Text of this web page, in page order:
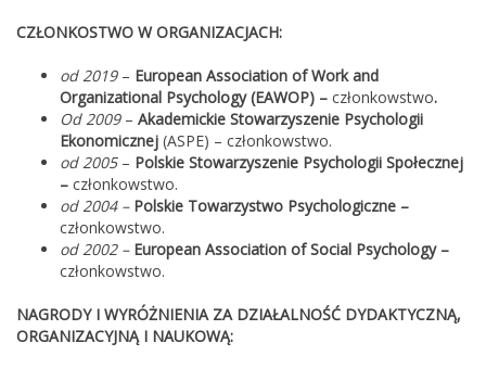
CZŁONKOSTWO W ORGANIZACJACH:
od 2019– European Association of Work and
Organizational Psychology (EAWOP) – członkowstwo.
Od 2009– Akademickie Stowarzyszenie Psychologii
Ekonomicznej (ASPE) – członkowstwo.
od 2005– Polskie Stowarzyszenie Psychologii Społecznej
– członkowstwo.
od 2004 – Polskie Towarzystwo Psychologiczne –
członkowstwo.
od 2002 – European Association of Social Psychology –
członkowstwo.
NAGRODY I WYRÓŻNIENIA ZA DZIAŁALNOŚĆ DYDAKTYCZNĄ,
ORGANIZACYJNĄ I NAUKOWĄ: